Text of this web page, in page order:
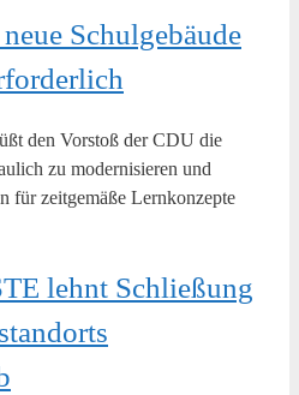
Schulgebäude
den Vorstoß der CDU die
zu modernisieren und
für zeitgemäße Lernkonzepte
lehnt Schließung